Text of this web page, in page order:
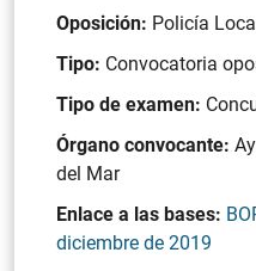
Oposición: Policía
Tipo: Convocatoria
Tipo de examen:
Órgano convocante:
del Mar
Enlace a las bases:
diciembre de 2019